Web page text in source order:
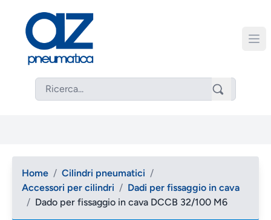
Home / Cilindri pneumatici /
Accessori per cilindri / Dadi per fissaggio in cava
/ Dado per fissaggio in cava DCCB 32/100 M6